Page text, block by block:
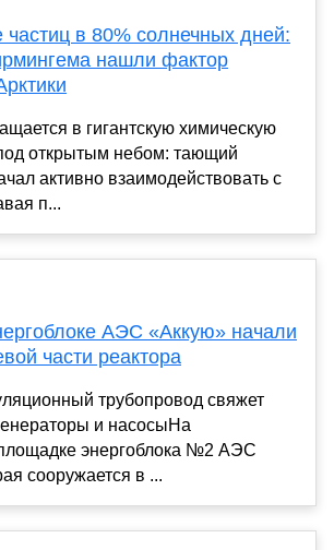
в 80% солнечных дней:
нашли фактор
в гигантскую химическую
открытым небом: тающий
активно взаимодействовать с
п...
АЭС «Аккую» начали
части реактора
трубопровод свяжет
и насосыНа
энергоблока №2 АЭС
сооружается в ...